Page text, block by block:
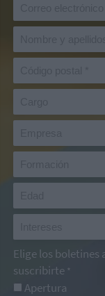
Elige los boletines
suscribirte *
Apertura